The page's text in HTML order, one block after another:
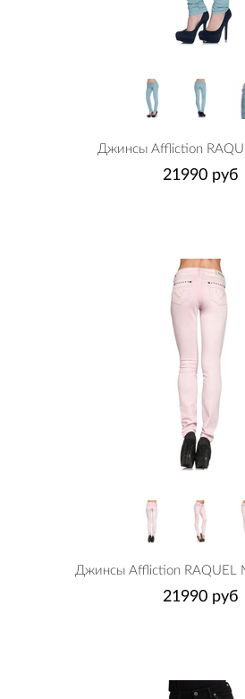
Джинсы Affliction
21990 руб
Джинсы Affliction RAQUEL
21990 руб